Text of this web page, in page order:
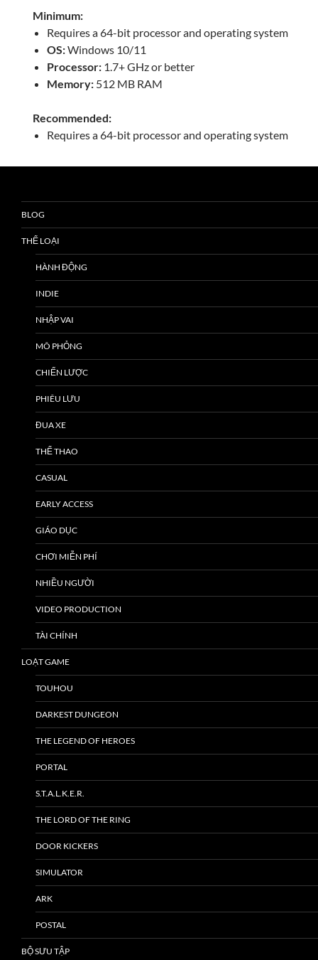
Minimum:
Requires a 64-bit processor and operating system
OS:Windows 10/11
Processor: 1.7+ GHz or better
Memory: 512 MB RAM
Recommended:
Requires a 64-bit processor and operating system
BLOG
THỂ LOẠI
HÀNH ĐỘNG
INDIE
NHẬP VAI
MÔ PHỎNG
CHIẾN LƯỢC
PHIÊU LƯU
ĐUA XE
THỂ THAO
CASUAL
EARLY ACCESS
GIÁO DỤC
CHƠI MIỄN PHÍ
NHIỀU NGƯỜI
VIDEO PRODUCTION
TÀI CHÍNH
LOẠT GAME
TOUHOU
DARKEST DUNGEON
THE LEGEND OF HEROES
PORTAL
S.T.A.L.K.E.R.
THE LORD OF THE RING
DOOR KICKERS
SIMULATOR
ARK
POSTAL
BỘ SƯU TẬP